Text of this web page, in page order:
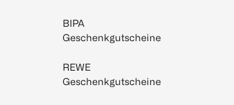
BIPA
Geschenkgutscheine
REWE
Geschenkgutscheine